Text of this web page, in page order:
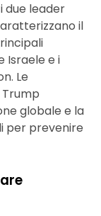
due leader
il
Israele e i
Le
globale e la
per prevenire